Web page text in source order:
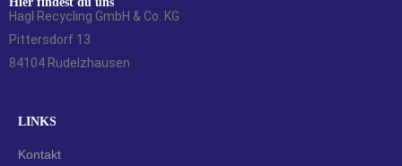
Hagl Recycling GmbH & Co. KG
Pittersdorf 13
84104 Rudelzhausen
LINKS
Kontakt